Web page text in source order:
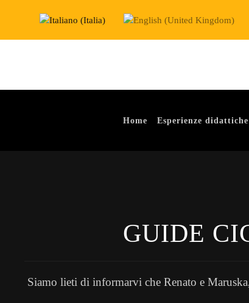
Home Esperienze didattiche
GUIDE
Siamo lieti di informarvi che Renato e